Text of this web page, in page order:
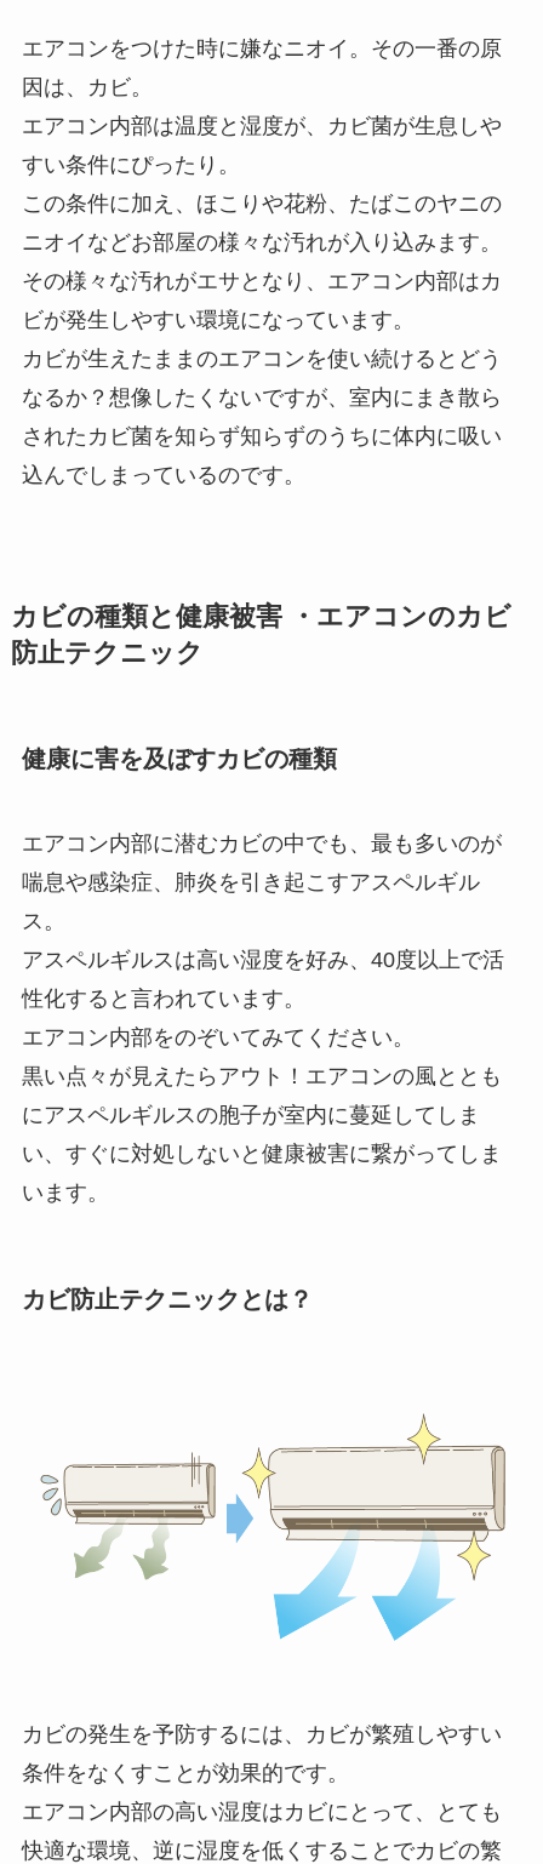
エアコンをつけた時に嫌なニオイ。その一番の原
因は、カビ。
エアコン内部は温度と湿度が、カビ菌が生息しや
すい条件にぴったり。
この条件に加え、ほこりや花粉、たばこのヤニの
ニオイなどお部屋の様々な汚れが入り込みます。
その様々な汚れがエサとなり、エアコン内部はカ
ビが発生しやすい環境になっています。
カビが生えたままのエアコンを使い続けるとどう
なるか？想像したくないですが、室内にまき散ら
されたカビ菌を知らず知らずのうちに体内に吸い
込んでしまっているのです。
カビの種類と健康被害 ・エアコンのカビ
防止テクニック
健康に害を及ぼすカビの種類
エアコン内部に潜むカビの中でも、最も多いのが
喘息や感染症、肺炎を引き起こすアスペルギル
ス。
アスペルギルスは高い湿度を好み、40度以上で活
性化すると言われています。
エアコン内部をのぞいてみてください。
黒い点々が見えたらアウト！エアコンの風ととも
にアスペルギルスの胞子が室内に蔓延してしま
い、すぐに対処しないと健康被害に繋がってしま
います。
カビ防止テクニックとは？
カビの発生を予防するには、カビが繁殖しやすい
条件をなくすことが効果的です。
エアコン内部の高い湿度はカビにとって、とても
快適な環境、逆に湿度を低くすることでカビの繁